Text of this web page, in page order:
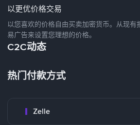
以更优价格交易
以您喜欢的价格自由买卖加密货币。从现有
易广告来设置您理想的价格。
C2C动态
热门付款方式
Zelle